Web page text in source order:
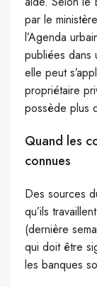
par le
l’Agenda
publiées dans
elle peut
propriétaire
possède plus
Quand les
connues
Des sources
qu’ils
(dernière
qui doit être
les banques